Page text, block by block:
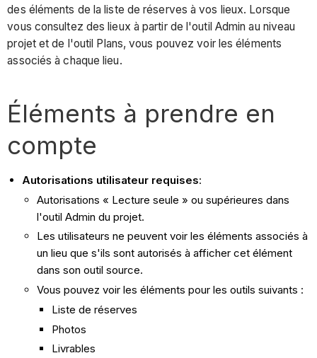
des éléments de la liste de réserves à vos lieux. Lorsque
vous consultez des lieux à partir de l'outil Admin au niveau
projet et de l'outil Plans, vous pouvez voir les éléments
associés à chaque lieu.
Éléments à prendre en
compte
Autorisations utilisateur requises:
Autorisations « Lecture seule » ou supérieures dans
l'outil Admin du projet.
Les utilisateurs ne peuvent voir les éléments associés à
un lieu que s'ils sont autorisés à afficher cet élément
dans son outil source.
Vous pouvez voir les éléments pour les outils suivants :
Liste de réserves
Photos
Livrables